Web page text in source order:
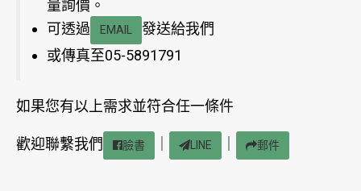
量詢價。
可透過
EMAIL
發送給我們
或傳真至05-5891791
如果您有以上需求並符合任一條件
歡迎聯繫我們 臉書 LINE 郵件